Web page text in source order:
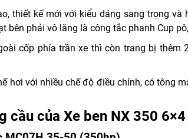
thiết kế mới với kiểu dáng sang trọng
bên phải vô lăng là công tắc phanh Cup
cốp phía trần xe thì còn trang bị
hơi với nhiều chế độ điều chỉnh, có tông
cầu của Xe ben NX 350